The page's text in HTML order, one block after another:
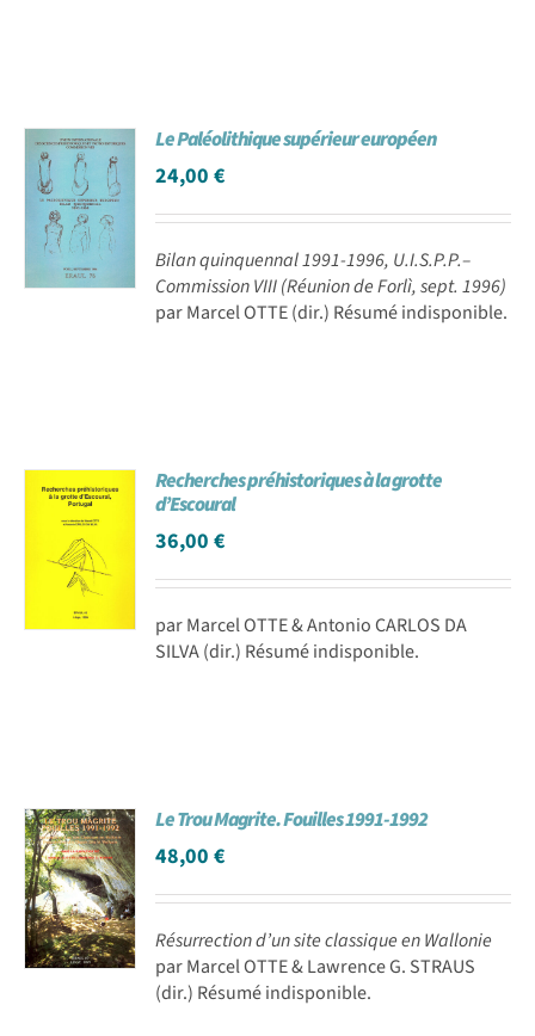
Le Paléolithique supérieur européen
24,00€
Bilan quinquennal 1991-1996, U.I.S.P.P.–
Commission VIII (Réunion de Forlì, sept. 1996)
par Marcel OTTE (dir.) Résumé indisponible.
Recherches préhistoriques à la grotte
d’Escoural
36,00€
par Marcel OTTE & Antonio CARLOS DA
SILVA (dir.) Résumé indisponible.
Le Trou Magrite. Fouilles 1991-1992
48,00€
Résurrection d’un site classique en Wallonie
par Marcel OTTE & Lawrence G. STRAUS
(dir.) Résumé indisponible.